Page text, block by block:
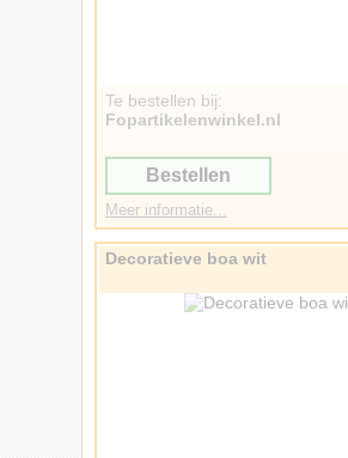
Te bestellen bij:
Fopartikelenwinkel.nl
Bestellen
Meer informatie...
Decoratieve boa wit